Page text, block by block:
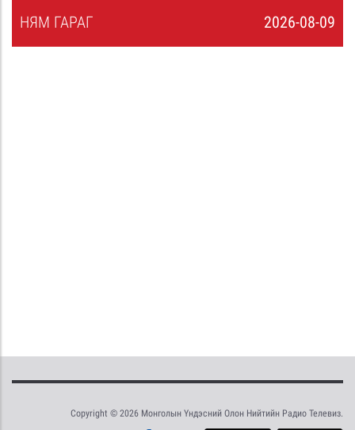
2026-08-09
НЯМ ГАРАГ
Copyright © 2026 Монголын Үндэсний Олон Нийтийн Радио Телевиз.